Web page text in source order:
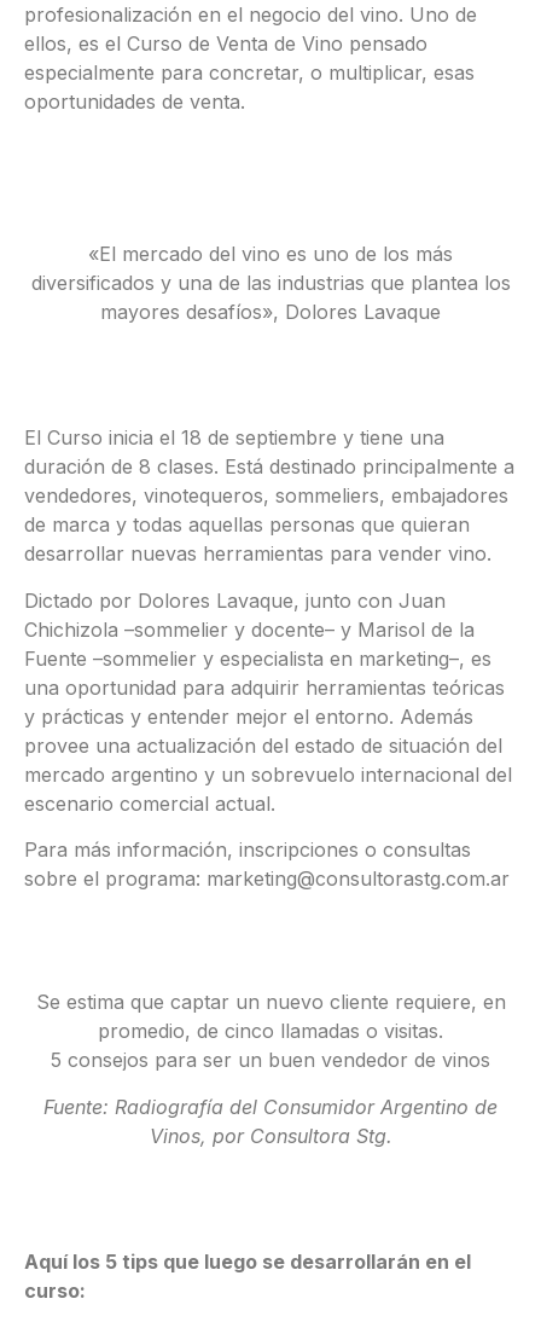
profesionalización en el negocio del vino. Uno de
ellos, es el Curso de Venta de Vino pensado
especialmente para concretar, o multiplicar, esas
oportunidades de venta.
«El mercado del vino es uno de los más
diversificados y una de las industrias que plantea los
mayores desafíos», Dolores Lavaque
El Curso inicia el 18 de septiembre y tiene una
duración de 8 clases. Está destinado principalmente a
vendedores, vinotequeros, sommeliers, embajadores
de marca y todas aquellas personas que quieran
desarrollar nuevas herramientas para vender vino.
Dictado por Dolores Lavaque, junto con Juan
Chichizola –sommelier y docente– y Marisol de la
Fuente –sommelier y especialista en marketing–, es
una oportunidad para adquirir herramientas teóricas
y prácticas y entender mejor el entorno. Además
provee una actualización del estado de situación del
mercado argentino y un sobrevuelo internacional del
escenario comercial actual.
Para más información, inscripciones o consultas
sobre el programa: marketing@consultorastg.com.ar
Se estima que captar un nuevo cliente requiere, en
promedio, de cinco llamadas o visitas.
5 consejos para ser un buen vendedor de vinos
Fuente: Radiografía del Consumidor Argentino de
Vinos, por Consultora Stg.
Aquí los 5 tips que luego se desarrollarán en el
curso: